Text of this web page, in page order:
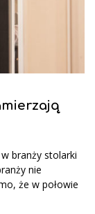
branży stolarki
nie
że w połowie